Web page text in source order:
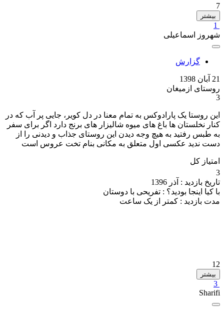
7
بیشتر
1
شهروز اسماعیلی
گزارش
21 آبان 1398
روستای ازمیغان
3
این روستا یک پارادوکس به تمام معنا در دل کویر، جایی پر آب که در
کنار نخلستان ها باغ های میوه شالیزار های برنج دارد اگر برای سفر
به طبس رفتید به هیچ وجه دیدن این روستای جذاب و دیدنی را از
دست ندید عکسی اول متعلق به مکانی بنام تخت عروس است
امتیاز کل
3
تاریخ بازدید : آذر 1396
با کیا اینجا بودید؟ : تفریحی با دوستان
مدت بازدید : کمتر از یک ساعت
12
بیشتر
3
Sharifi